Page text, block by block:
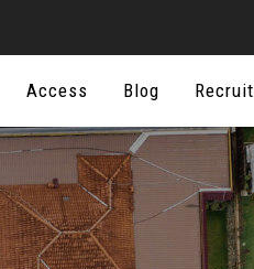
Access Blog Recruit